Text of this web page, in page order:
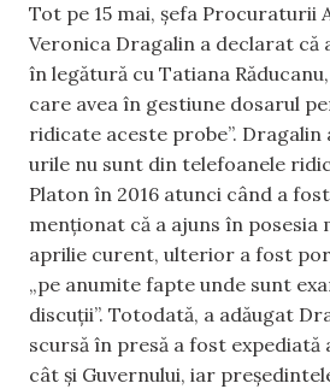
Tot pe 15 mai, șefa Procuraturii
Veronica Dragalin a declarat că
în legătură cu Tatiana
care avea în gestiune dosarul
ridicate aceste probe”. Dragalin
urile nu sunt din telefoanele
Platon în 2016 atunci când a
menționat că a ajuns în posesia
aprilie curent, ulterior a fost
„pe anumite fapte unde sunt
discuții”. Totodată, a adăugat
scursă în presă a fost
cât și Guvernului, iar